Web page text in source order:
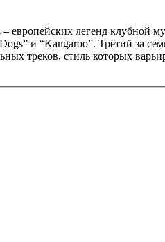
легенд клубной
и “Kangaroo”. Третий за
стиль которых